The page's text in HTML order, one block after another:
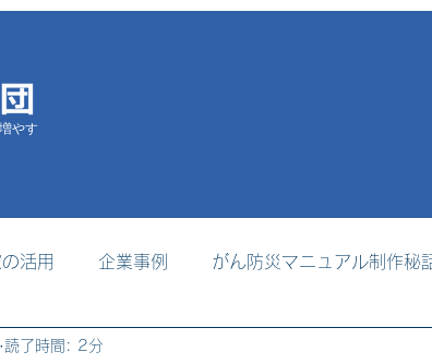
やす
活用 企業事例 がん防災マニュアル制作秘
支援者養成プログラム
読了時間: 2分